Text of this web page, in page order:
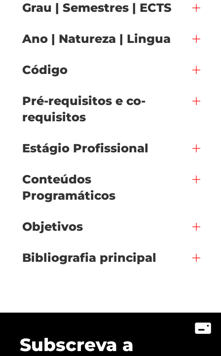
Grau | Semestres | ECTS
Ano | Natureza | Lingua
Código
Pré-requisitos e co-
requisitos
Estágio Profissional
Conteúdos
Programáticos
Objetivos
Bibliografia principal
Subscreva a